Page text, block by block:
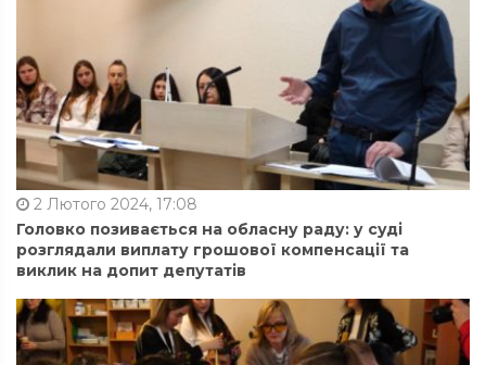
2 Лютого 2024, 17:08
Головко позивається на обласну раду: у суді
розглядали виплату грошової компенсації та
виклик на допит депутатів